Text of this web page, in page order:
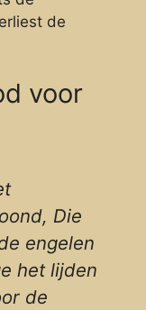
de
voor
Die
engelen
het lijden
de